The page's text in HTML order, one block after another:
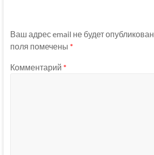
Ваш адрес email не будет опубликован.
поля помечены *
Комментарий *